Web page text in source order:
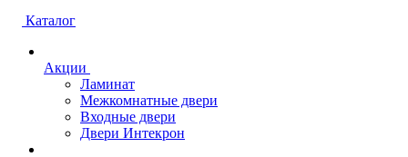
Каталог
Акции
Ламинат
Межкомнатные двери
Входные двери
Двери Интекрон